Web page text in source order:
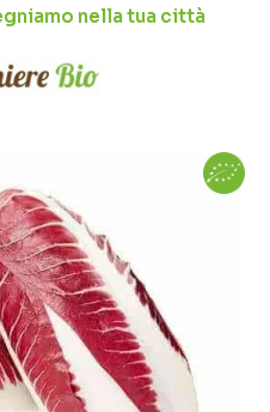
nella tua città